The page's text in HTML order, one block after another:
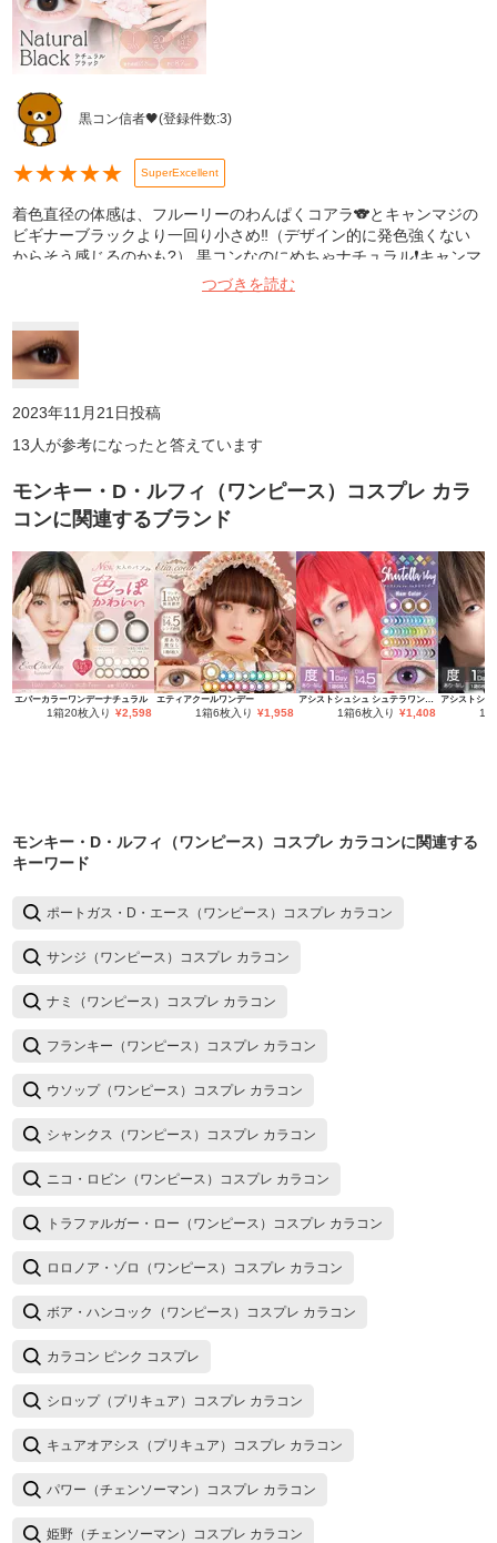
黒コン信者🖤(登録件数:3)
★★★★★ SuperExcellent
着色直径の体感は、フルーリーのわんぱくコアラ🐨とキャンマジの
ビギナーブラックより一回り小さめ‼️（デザイン的に発色強くない
からそう感じるのかも?） 黒コンなのにめちゃナチュラル❗️キャンマ
ジとフルーリー🐨は結構バービー人形みたいな感じになれるけど、
こいつはあんまし黒々しくなくて、ちゅるきゅるって感じ🩶🖤 宇宙
💖💗でも超写真📸盛れしたい！って時はこっちじゃない方がおすす
めかも？⚠️これも裸眼より二百億倍写真盛れします‼️⚠️
つづきを読む
2023年11月21日投稿
13 人が参考になったと答えています
モンキー・D・ルフィ（ワンピース）コスプレ カラ
コンに関連するブランド
エバーカラーワンデーナチュラル
1箱20枚入り ¥2,598
エティアクールワンデー
1箱6枚入り ¥1,958
アシストシュシュ シュテラワンデー
1箱6枚入り ¥1,408 1
モンキー・D・ルフィ（ワンピース）コスプレ カラコンに関連する
キーワード
ポートガス・D・エース（ワンピース）コスプレ カラコン
サンジ（ワンピース）コスプレ カラコン
ナミ（ワンピース）コスプレ カラコン
フランキー（ワンピース）コスプレ カラコン
ウソップ（ワンピース）コスプレ カラコン
シャンクス（ワンピース）コスプレ カラコン
ニコ・ロビン（ワンピース）コスプレ カラコン
トラファルガー・ロー（ワンピース）コスプレ カラコン
ロロノア・ゾロ（ワンピース）コスプレ カラコン
ボア・ハンコック（ワンピース）コスプレ カラコン
カラコン ピンク コスプレ
シロップ（プリキュア）コスプレ カラコン
キュアオアシス（プリキュア）コスプレ カラコン
パワー（チェンソーマン）コスプレ カラコン
姫野（チェンソーマン）コスプレ カラコン